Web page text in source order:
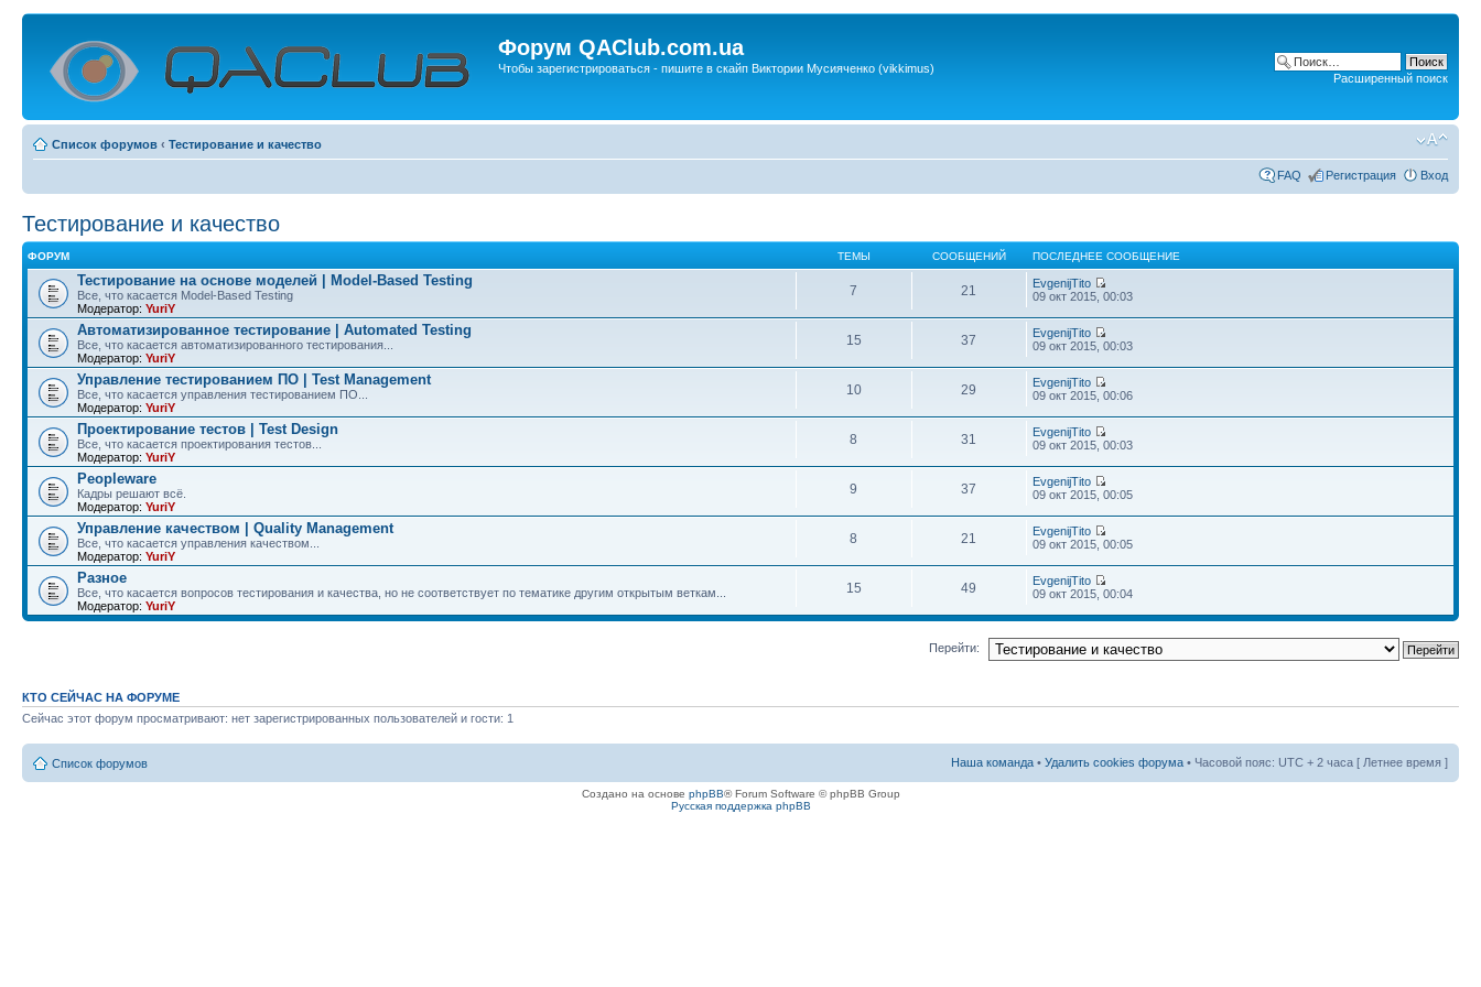
Форум QAClub.com.ua
Чтобы зарегистрироваться - пишите в скайп Виктории Мусияченко (vikkimus)
Расширенный поиск
Список форумов ‹ Тестирование и качество
FAQ Регистрация Вход
Тестирование и качество
ФОРУМ ТЕМЫ СООБЩЕНИЙ ПОСЛЕДНЕЕ СООБЩЕНИЕ
Тестирование на основе моделей | Model-Based Testing
Все, что касается Model-Based Testing
Модератор: YuriY
7 21
EvgenijTito
09 окт 2015, 00:03
Автоматизированное тестирование | Automated Testing
Все, что касается автоматизированного тестирования...
Модератор: YuriY
15 37
EvgenijTito
09 окт 2015, 00:03
Управление тестированием ПО | Test Management
Все, что касается управления тестированием ПО...
Модератор: YuriY
10 29
EvgenijTito
09 окт 2015, 00:06
Проектирование тестов | Test Design
Все, что касается проектирования тестов...
Модератор: YuriY
8 31
EvgenijTito
09 окт 2015, 00:03
Peopleware
Кадры решают всё.
Модератор: YuriY
9 37
EvgenijTito
09 окт 2015, 00:05
Управление качеством | Quality Management
Все, что касается управления качеством...
Модератор: YuriY
8 21
EvgenijTito
09 окт 2015, 00:05
Разное
Все, что касается вопросов тестирования и качества, но не соответствует по тематике другим открытым веткам...
Модератор: YuriY
15 49
EvgenijTito
09 окт 2015, 00:04
Перейти:
КТО СЕЙЧАС НА ФОРУМЕ
Сейчас этот форум просматривают: нет зарегистрированных пользователей и гости: 1
Список форумов Наша команда • Удалить cookies форума • Часовой пояс: UTC + 2 часа [ Летнее время ]
Создано на основе phpBB® Forum Software © phpBB Group
Русская поддержка phpBB